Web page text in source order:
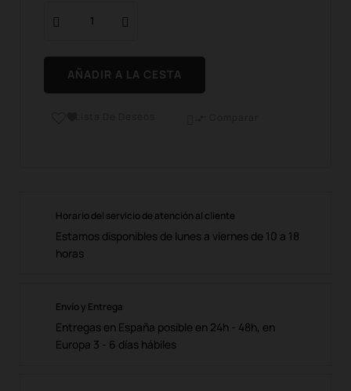
AÑADIR A LA CESTA
Horario del servicio de atención al cliente
Estamos disponibles de lunes a viernes de 10 a 18
horas
Envío y Entrega
Entregas en España posible en 24h - 48h, en
Europa 3 - 6 días hábiles